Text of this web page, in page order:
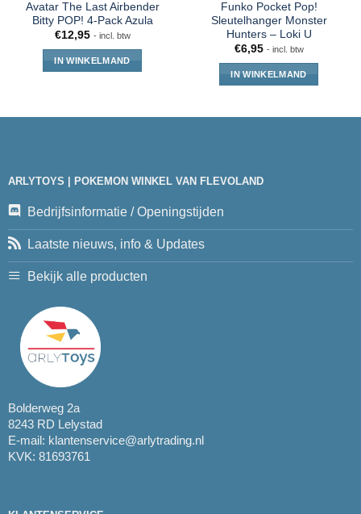
Avatar The Last Airbender
Bitty POP! 4-Pack Azula
€12,95 - incl. btw
IN WINKELMAND
Funko Pocket Pop!
Sleutelhanger Monster
Hunters – Loki U
€6,95 - incl. btw
IN WINKELMAND
ARLYTOYS | POKEMON WINKEL VAN FLEVOLAND
Bedrijfsinformatie / Openingstijden
Laatste nieuws, info & Updates
Bekijk alle producten
Bolderweg 2a
8243 RD Lelystad
E-mail: klantenservice@arlytrading.nl
KVK: 81693761